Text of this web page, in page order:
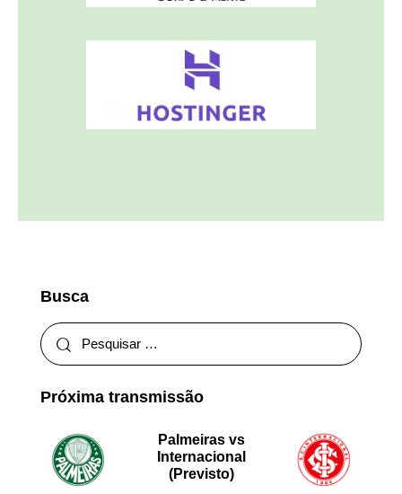
Busca
Próxima transmissão
Palmeiras vs
Internacional
(Previsto)